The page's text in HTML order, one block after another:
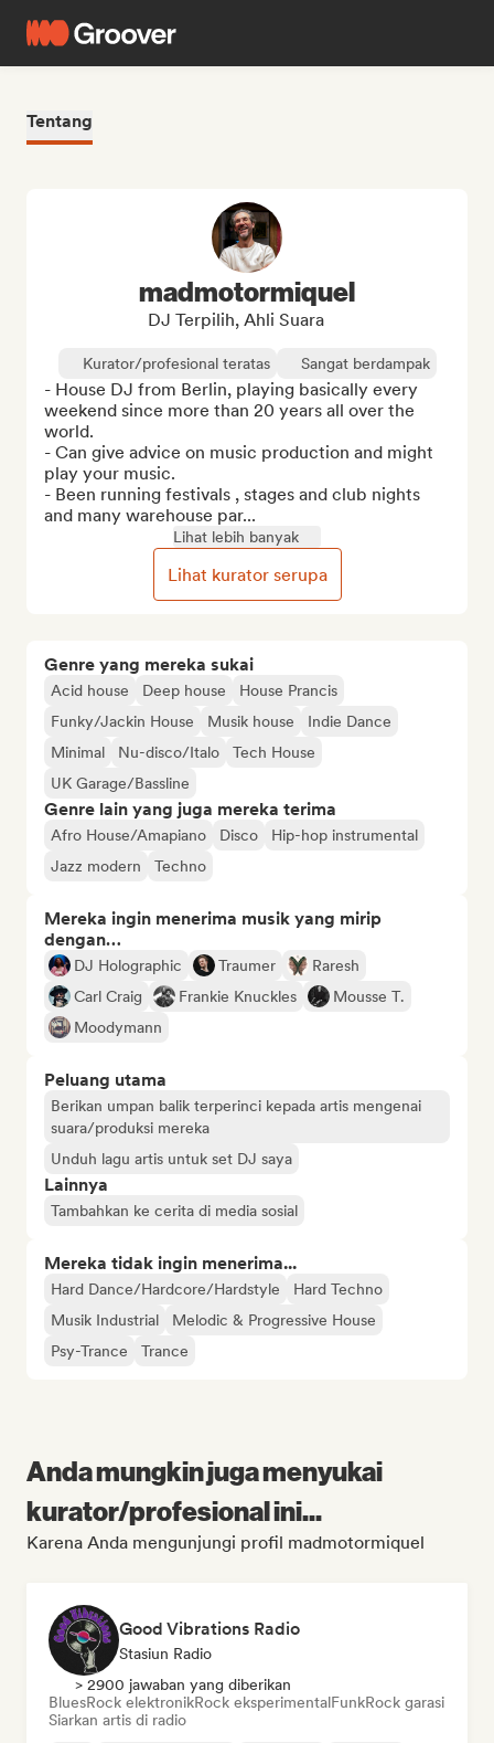
Tentang
Genre yang mereka sukai
Acid house Deep house
House Prancis
Funky/Jackin House
Musik house
Indie Dance
Minimal
Nu-disco/Italo
Tech House
UK Garage/Bassline
Genre lain yang juga mereka terima
Afro House/Amapiano Disco
Hip-hop instrumental
Jazz modern
Techno
Mereka ingin menerima musik yang mirip
dengan…
DJ Holographic Traumer
Raresh
Carl Craig
Frankie Knuckles
Mousse T.
Moodymann
Peluang utama
Berikan umpan balik terperinci kepada artis mengenai
suara/produksi mereka
Unduh lagu artis untuk set DJ saya
Lainnya
Tambahkan ke cerita di media sosial
Mereka tidak ingin menerima...
Hard Dance/Hardcore/Hardstyle
Hard Techno
Musik Industrial
Melodic & Progressive House
Psy-Trance
Trance
madmotormiquel
DJ Terpilih, Ahli Suara
Kurator/profesional teratas Sangat berdampak
- House DJ from Berlin, playing basically every
weekend since more than 20 years all over the
world.
- Can give advice on music production and might
play your music.
- Been running festivals , stages and club nights
and many warehouse par...
Lihat lebih banyak
Lihat kurator serupa
Anda mungkin juga menyukai
kurator/profesional ini...
Karena Anda mengunjungi profil madmotormiquel
Good Vibrations Radio
Stasiun Radio
> 2900 jawaban yang diberikan
BluesRock elektronikRock eksperimentalFunkRock garasi
Siarkan artis di radio